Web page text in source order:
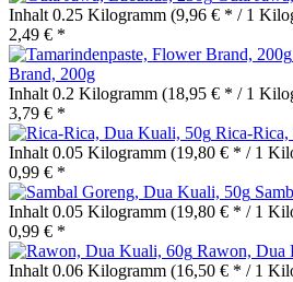
Inhalt 0.25 Kilogramm (9,96 € * / 1
2,49 € *
Brand, 200g
Inhalt 0.2 Kilogramm (18,95 € * / 1
3,79 € *
Rica-
Inhalt 0.05 Kilogramm (19,80 € * / 1
0,99 € *
Inhalt 0.05 Kilogramm (19,80 € * / 1
0,99 € *
Rawon, Dua
Inhalt 0.06 Kilogramm (16,50 € * / 1